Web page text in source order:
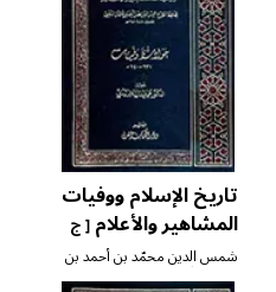
تاريخ الإسلام ووفيات
المشاهير والأعلام[ ج
١٧ ]
شمس الدين محمّد بن أحمد بن
عثمان الذّهبي